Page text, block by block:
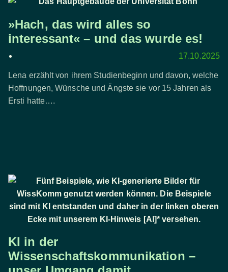
»Hach, das wird alles so
interessant« – und das wurde es!
17.10.2025
Lena erzählt von ihrem Studienbeginn und davon, welche
Hoffnungen, Wünsche und Ängste sie vor 15 Jahren als
Ersti hatte….
KI in der
Wissenschaftskommunikation –